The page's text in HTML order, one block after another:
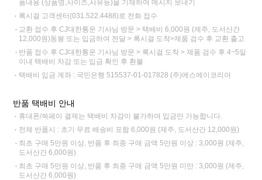
품내용 (상품명,사이즈,사유등)을 기재하여 메시지 보내기
록시걸 고객센터(031.522.4488)로 전화 접수
교환 접수 후 CJ대한통운 기사님 방문 > 택배비 6,000원 (제주, 도서산간
12,000원)동봉 또는 입금하여 전달 > 록시걸 도착>제품 검수 후 교환 출고
반품 접수 후 CJ대한통운 기사님 방문 > 록시걸 도착 > 제품 검수 후 4~5일
이내 택배비 차감 또는 입금 확인 후 환불
택배비 입금 계좌 : 국민은행 515537-01-017828 (주)에스에이코리아
반품 택배비 안내
휴대폰/쓱페이 결제는 택배비 차감이 불가하여 입금만 가능합니다.
전체 반품시 : 초기 무료 배송비 포함 6,000원 (제주, 도서산간 12,000원)
최초 구매 5만원 이상, 반품 후 최종 구매 금액 5만원 이상 : 3,000원 (제주,
도서산간 6,000원)
최초 구매 5만원 이상, 반품 후 최종 구매 금액 5만원 미만 : 3,000원 (제주,
도서산간 6,000원)